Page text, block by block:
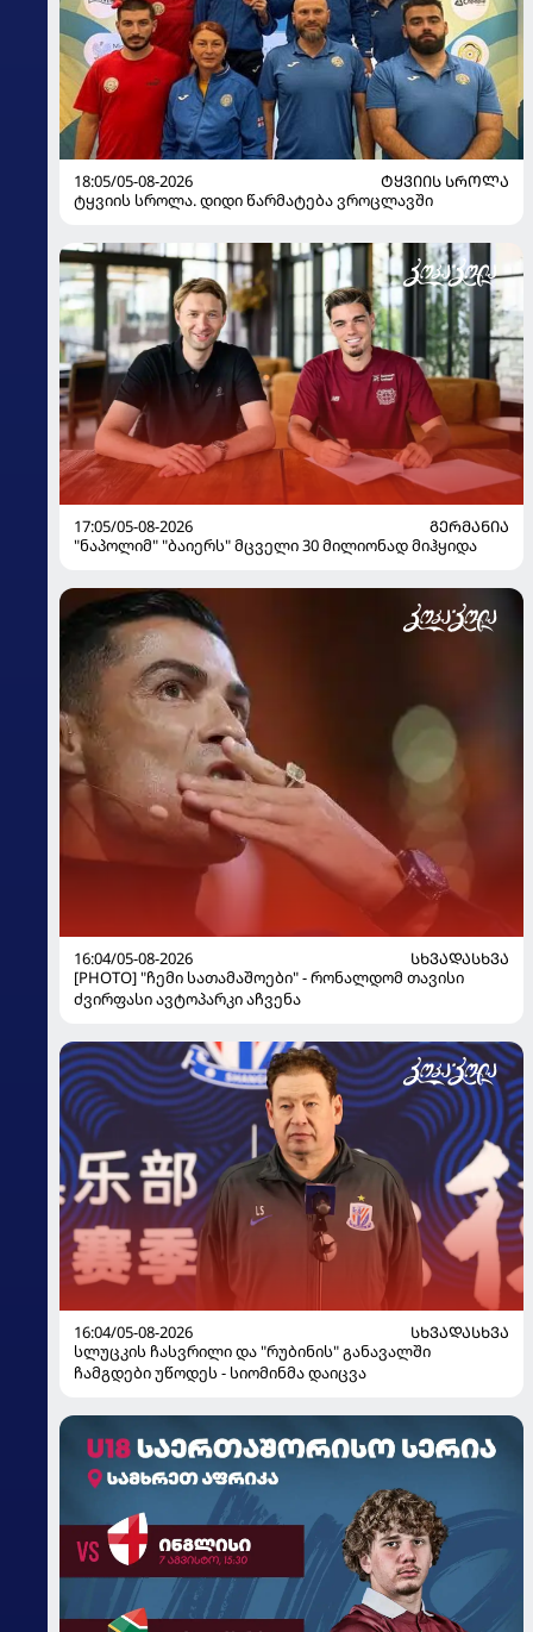
18:05/05-08-2026
ᲢᲧᲕᲘᲘᲡ ᲡᲠᲝᲚᲐ
ტყვიის სროლა. დიდი წარმატება ვროცლავში
17:05/05-08-2026
ᲒᲔᲠᲛᲐᲜᲘᲐ
"ნაპოლიმ" "ბაიერს" მცველი 30 მილიონად მიჰყიდა
16:04/05-08-2026
ᲡᲮᲕᲐᲓᲐᲡᲮᲕᲐ
[PHOTO] "ჩემი სათამაშოები" - რონალდომ თავისი
ძვირფასი ავტოპარკი აჩვენა
16:04/05-08-2026
ᲡᲮᲕᲐᲓᲐᲡᲮᲕᲐ
სლუცკის ჩასვრილი და "რუბინის" განავალში
ჩამგდები უწოდეს - სიომინმა დაიცვა